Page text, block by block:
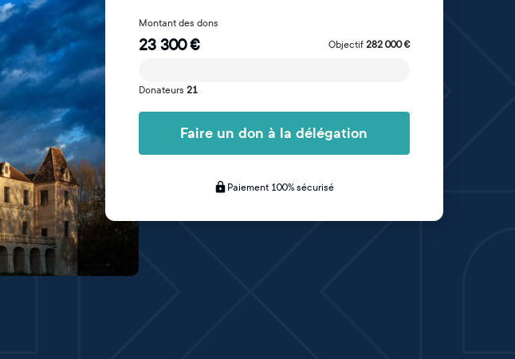
Montant des dons
23 300€ Objectif 282 000€
Donateurs 21
Faire un don à la délégation
Paiement 100% sécurisé